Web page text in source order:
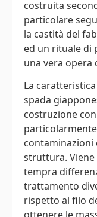
costruita
particolare
la castità del
ed un rituale di
una vera opera
La
spada
costruzione
struttura.
tempra
trattamento
rispetto al filo